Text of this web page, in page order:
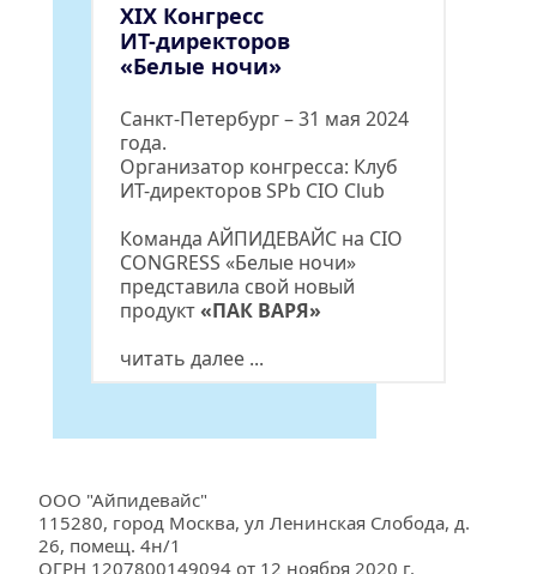
XIX Конгресс
ИТ-директоров
«Белые ночи»
Санкт-Петербург – 31 мая 2024
года.
Организатор конгресса: Клуб
ИТ-директоров SPb CIO Club
Команда АЙПИДЕВАЙС на CIO
CONGRESS «Белые ночи»
представила свой новый
продукт «ПАК ВАРЯ»
читать далее ...
ООО "Айпидевайс"
115280, город Москва, ул Ленинская Слобода, д.
26, помещ. 4н/1
ОГРН 1207800149094 от 12 ноября 2020 г.